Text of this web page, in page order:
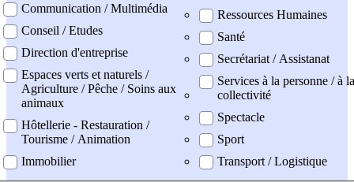
Communication / Multimédia
Conseil / Etudes
Direction d'entreprise
Espaces verts et naturels /
Agriculture / Pêche / Soins aux
animaux
Hôtellerie - Restauration /
Tourisme / Animation
Immobilier
Ressources Humaines
Santé
Secrétariat / Assistanat
Services à la personne / à la
collectivité
Spectacle
Sport
Transport / Logistique